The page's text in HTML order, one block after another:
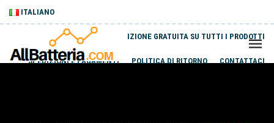
ITALIANO
SPEDIZIONE GRATUITA SU TUTTI I PRODOTTI
SPEDIZIONI E PAGAMENTI POLITICA DI RITORNO CONTATTACI